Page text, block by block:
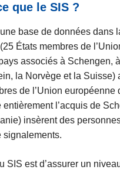
que le SIS ?
base de données dans
États membres de
associés à Schengen,
la Norvège et la Suisse)
de l’Union européenne
entièrement l’acquis de
insèrent des
signalements.
SIS est d’assurer un